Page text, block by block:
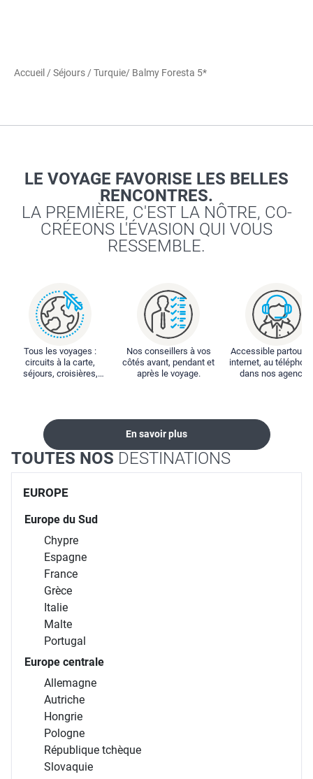
Accueil /Séjours /Turquie/ Balmy Foresta 5*
LE VOYAGE FAVORISE LES BELLES
RENCONTRES.
LA PREMIÈRE, C'EST LA NÔTRE, CO-
CRÉEONS L'ÉVASION QUI VOUS
RESSEMBLE.
Tous les voyages :
circuits à la carte,
séjours, croisières,
Nos conseillers à vos
côtés avant, pendant et
après le voyage.
Accessible partout :
internet, au
dans nos
En savoir plus
TOUTES NOS DESTINATIONS
EUROPE
Europe du Sud
Chypre
Espagne
France
Grèce
Italie
Malte
Portugal
Europe centrale
Allemagne
Autriche
Hongrie
Pologne
République tchèque
Slovaquie